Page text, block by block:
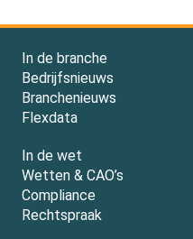
In de branche
Bedrijfsnieuws
Branchenieuws
Flexdata
In de wet
Wetten & CAO’s
Compliance
Rechtspraak